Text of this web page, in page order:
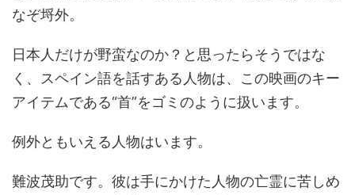
なぞ埒外。
日本人だけが野蛮なのか？と思ったらそうではな
く、スペイン語を話すある人物は、この映画のキー
アイテムである“首”をゴミのように扱います。
例外ともいえる人物はいます。
難波茂助です。彼は手にかけた人物の亡霊に苦しめ